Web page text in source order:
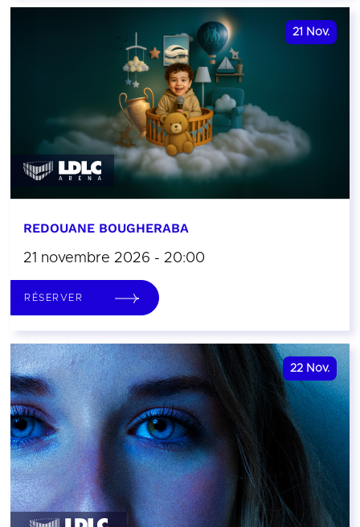
21 Nov.
REDOUANE BOUGHERABA
21 novembre 2026 - 20:00
RÉSERVER
22 Nov.